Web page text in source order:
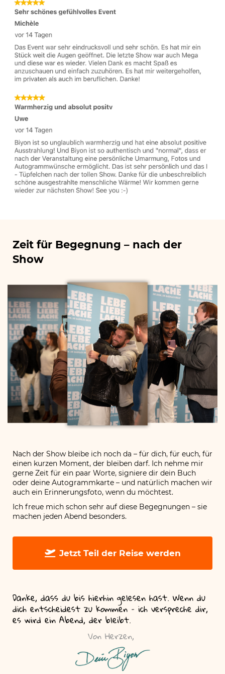
Nach der Show bleibe ich noch da – für dich, für euch, für
einen kurzen Moment, der bleiben darf. Ich nehme mir
gerne Zeit für ein paar Worte, signiere dir dein Buch
auch ein Erinnerungsfoto, wenn du möchtest.
Ich freue mich schon sehr auf diese Begegnungen – sie
machen jeden Abend besonders.
Jetzt Teil der Reise werden
Danke, dass du bis hierhin gelesen hast. Wenn du
dich entscheidest zu kommen – ich verspreche dir,
Von Herzen,
© Biyon Kattilathu